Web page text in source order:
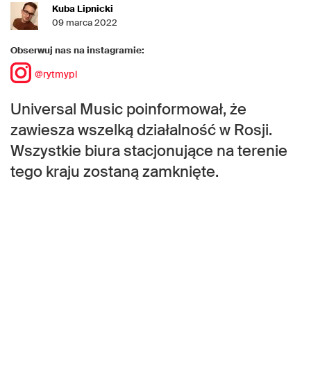
Kuba Lipnicki
09 marca 2022
Obserwuj nas na instagramie:
@rytmypl
Universal Music poinformował, że
zawiesza wszelką działalność w Rosji.
Wszystkie biura stacjonujące na terenie
tego kraju zostaną zamknięte.